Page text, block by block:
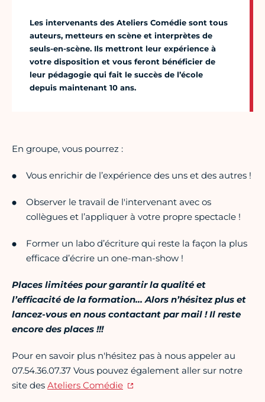
Les intervenants des Ateliers Comédie sont tous
auteurs, metteurs en scène et interprètes de
seuls-en-scène. Ils mettront leur expérience à
votre disposition et vous feront bénéficier de
leur pédagogie qui fait le succès de l’école
depuis maintenant 10 ans.
En groupe, vous pourrez :
Vous enrichir de l’expérience des uns et des autres !
Observer le travail de l'intervenant avec os
collègues et l’appliquer à votre propre spectacle !
Former un labo d’écriture qui reste la façon la plus
efficace d’écrire un one-man-show !
Places limitées pour garantir la qualité et
l’efficacité de la formation… Alors n’hésitez plus et
lancez-vous en nous contactant par mail ! Il reste
encore des places !!!
Pour en savoir plus n'hésitez pas à nous appeler au
07.54.36.07.37 Vous pouvez également aller sur notre
site des Ateliers Comédie